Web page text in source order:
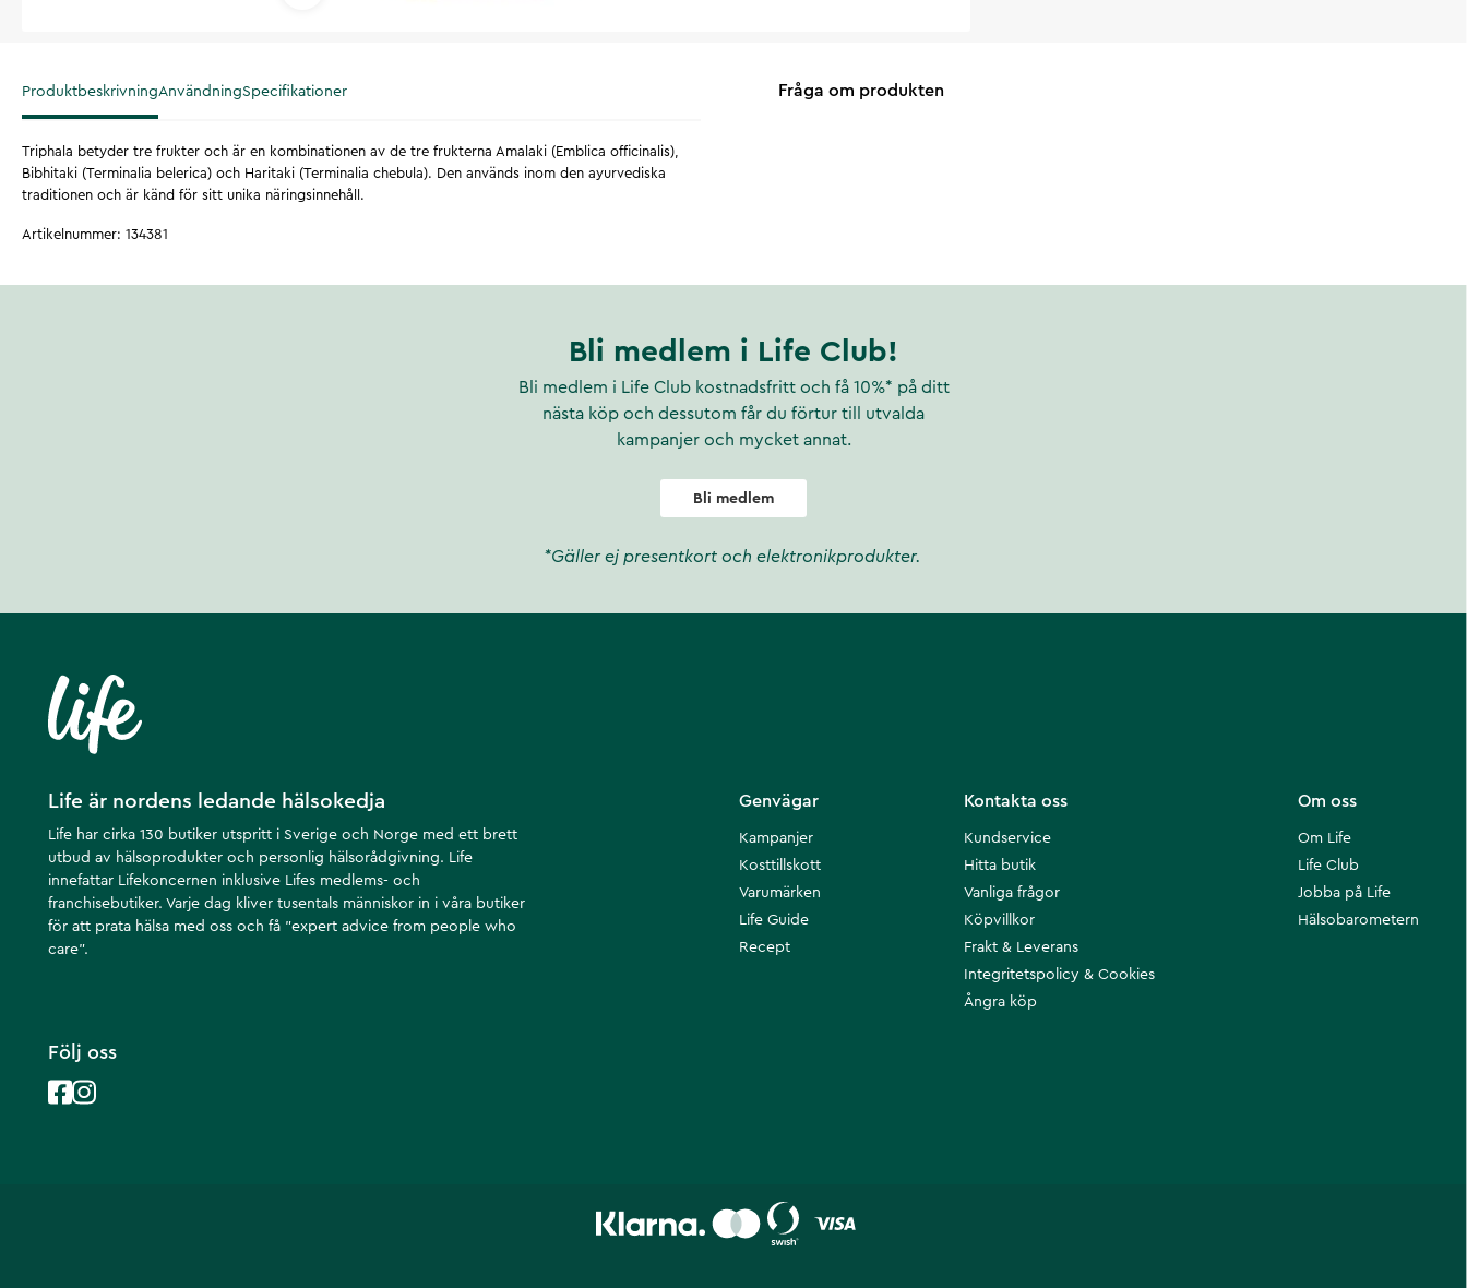
ProduktbeskrivningAnvändningSpecifikationer
Triphala betyder tre frukter och är en kombinationen av de tre frukterna Amalaki (Emblica officinalis),
Bibhitaki (Terminalia belerica) och Haritaki (Terminalia chebula). Den används inom den ayurvediska
traditionen och är känd för sitt unika näringsinnehåll.
Artikelnummer: 134381
Fråga om produkten
Bli medlem i Life Club!
Bli medlem i Life Club kostnadsfritt och få 10%* på ditt
nästa köp och dessutom får du förtur till utvalda
kampanjer och mycket annat.
Bli medlem
*Gäller ej presentkort och elektronikprodukter.
Life är nordens ledande hälsokedja
Life har cirka 130 butiker utspritt i Sverige och Norge med ett brett
utbud av hälsoprodukter och personlig hälsorådgivning. Life
innefattar Lifekoncernen inklusive Lifes medlems- och
franchisebutiker. Varje dag kliver tusentals människor in i våra butiker
för att prata hälsa med oss och få ”expert advice from people who
care”.
Om oss
Om Life
Life Club
Jobba på Life
Hälsobarometern
Kontakta oss
Kundservice
Hitta butik
Vanliga frågor
Köpvillkor
Frakt & Leverans
Integritetspolicy & Cookies
Ångra köp
Genvägar
Kampanjer
Kosttillskott
Varumärken
Life Guide
Recept
Följ oss